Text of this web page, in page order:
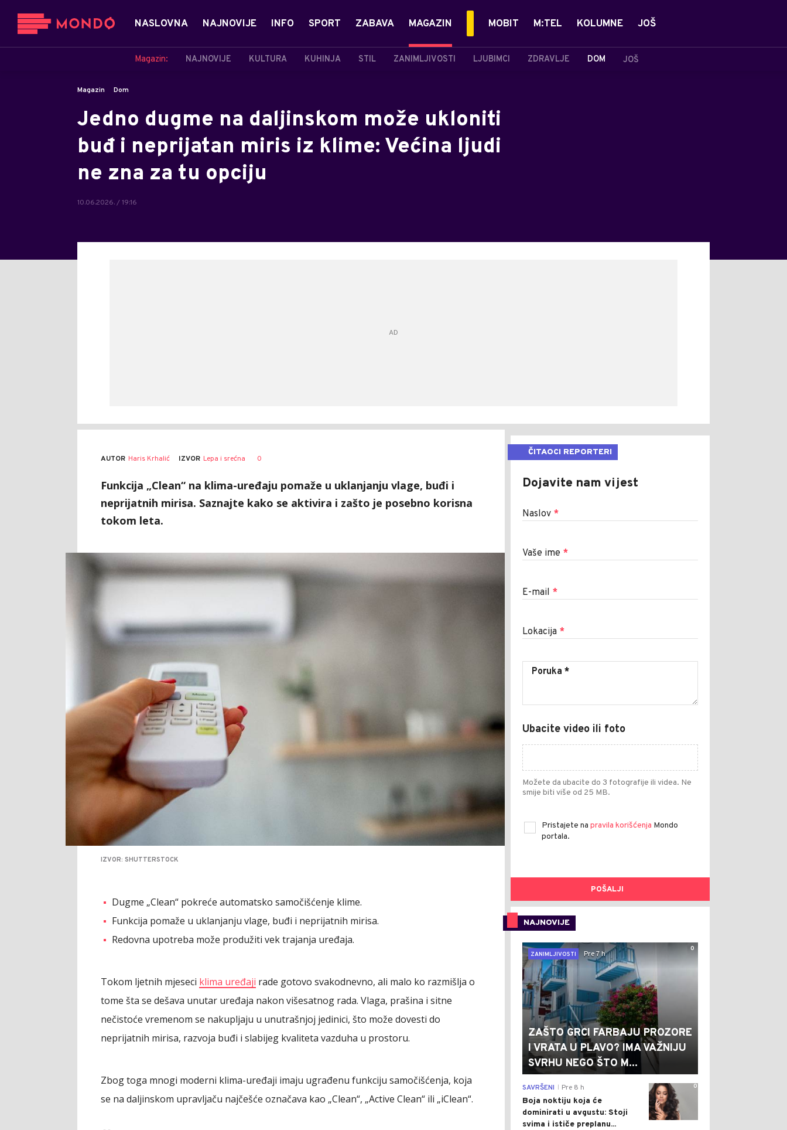
NASLOVNA NAJNOVIJE INFO SPORT ZABAVA MAGAZIN
Magazin: NAJNOVIJE KULTURA KUHINJA STIL ZANIMLJIVOSTI LJUBIMCI ZDRAVLJE DOM JOŠ
MOBIT M:TEL KOLUMNE JOŠ
Magazin Dom
Jedno dugme na daljinskom može ukloniti
buđ i neprijatan miris iz klime: Većina ljudi
ne zna za tu opciju
10.06.2026. / 19:16
AUTOR Haris Krhalić IZVOR Lepa i srećna 0
Funkcija „Clean“ na klima-uređaju pomaže u uklanjanju vlage, buđi i
neprijatnih mirisa. Saznajte kako se aktivira i zašto je posebno korisna
tokom leta.
IZVOR: SHUTTERSTOCK
Dugme „Clean“ pokreće automatsko samočišćenje klime.
Funkcija pomaže u uklanjanju vlage, buđi i neprijatnih mirisa.
Redovna upotreba može produžiti vek trajanja uređaja.
Tokom ljetnih mjeseci klima uređaji rade gotovo svakodnevno, ali malo ko razmišlja o
tome šta se dešava unutar uređaja nakon višesatnog rada. Vlaga, prašina i sitne
nečistoće vremenom se nakupljaju u unutrašnjoj jedinici, što može dovesti do
neprijatnih mirisa, razvoja buđi i slabijeg kvaliteta vazduha u prostoru.
Zbog toga mnogi moderni klima-uređaji imaju ugrađenu funkciju samočišćenja, koja
se na daljinskom upravljaču najčešće označava kao „Clean“, „Active Clean“ ili „iClean“.
ČITAOCI REPORTERI
Dojavite nam vijest
Naslov *
Vaše ime *
E-mail *
Lokacija *
Ubacite video ili foto
Možete da ubacite do 3 fotografije ili videa. Ne
smije biti više od 25 MB.
Pristajete na pravila korišćenja Mondo
portala.
POŠALJI
NAJNOVIJE
0
ZANIMLJIVOSTI
Pre 7 h
ZAŠTO GRCI FARBAJU PROZORE
I VRATA U PLAVO? IMA VAŽNIJU
SVRHU NEGO ŠTO M...
0
SAVRŠENI Pre 8 h
Boja noktiju koja će
dominirati u avgustu: Stoji
svima i ističe preplanu...